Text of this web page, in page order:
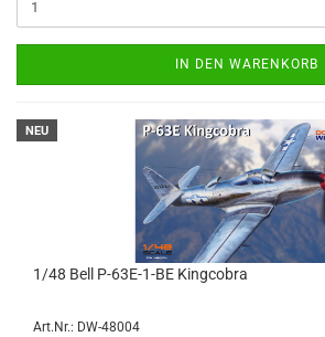
IN DEN WARENKORB
NEU
1/48 Bell P-63E-1-BE Kingcobra
Art.Nr.: DW-48004